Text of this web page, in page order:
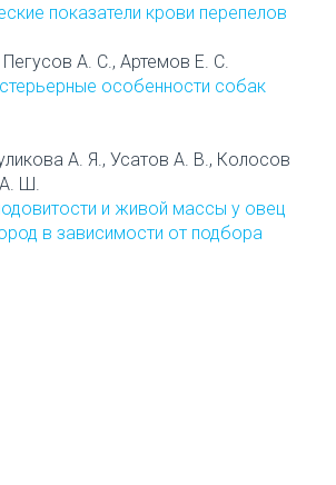
показатели крови перепелов
А. С., Артемов Е. С.
особенности собак
А. Я., Усатов А. В., Колосов
Ш.
и живой массы у овец
в зависимости от подбора